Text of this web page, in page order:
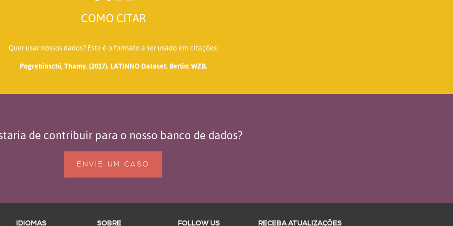
COMO CITAR
Quer usar nossos dados? Este é o formato a ser usado em citações:
Pogrebinschi, Thamy. (2017). LATINNO Dataset. Berlin: WZB.
de contribuir para o nosso banco de dados?
ENVIE UM CASO
IDIOMAS SOBRE FOLLOW US RECEBA ATUALIZAÇÕES